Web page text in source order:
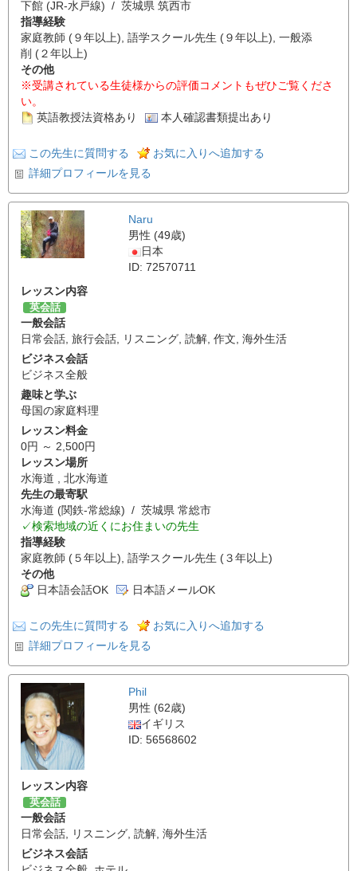
下館 (JR-水戸線) / 茨城県 筑西市
指導経験
家庭教師 (９年以上), 語学スクール先生 (９年以上), 一般添
削 (２年以上)
その他
※受講されている生徒様からの評価コメントもぜひご覧くださ
い。
英語教授法資格あり
本人確認書類提出あり
この先生に質問する
お気に入りへ追加する
詳細プロフィールを見る
Naru
男性 (49歳)
日本
ID: 72570711
レッスン内容
英会話
一般会話
日常会話 旅行会話 リスニング 読解 作文 海外生活
ビジネス会話
ビジネス全般
趣味と学ぶ
母国の家庭料理
レッスン料金
0円 ～ 2,500円
レッスン場所
水海道 , 北水海道
先生の最寄駅
水海道 (関鉄-常総線) / 茨城県 常総市
✓検索地域の近くにお住まいの先生
指導経験
家庭教師 (５年以上), 語学スクール先生 (３年以上)
その他
日本語会話OK
日本語メールOK
この先生に質問する
お気に入りへ追加する
詳細プロフィールを見る
Phil
男性 (62歳)
イギリス
ID: 56568602
レッスン内容
英会話
一般会話
日常会話
リスニング 読解 海外生活
ビジネス会話